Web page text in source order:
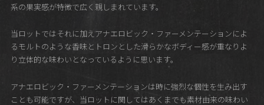
系の果実感が特徴で広く親しまれています。
当ロットではそれに加えアナエロビック・ファーメンテーションによ
るモルトのような香味とトロンとした滑らかなボディー感が重なりよ
り立体的な味わいとなっているように思います。
アナエロビック・ファーメンテーションは時に強烈な個性を生み出す
ことも可能ですが、当ロットに関してはあくまでも素材由来の味わい